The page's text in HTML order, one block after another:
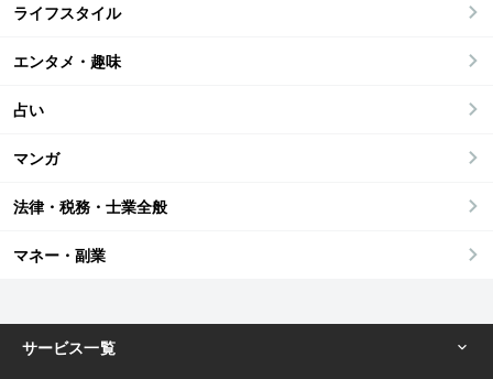
ライフスタイル
エンタメ・趣味
占い
マンガ
法律・税務・士業全般
マネー・副業